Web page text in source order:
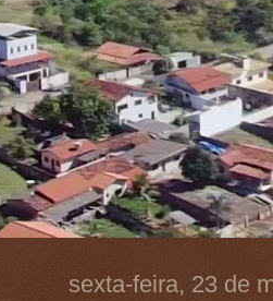
sexta-feira, 23 de